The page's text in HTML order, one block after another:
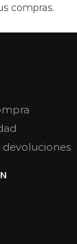
compras.
devoluciones